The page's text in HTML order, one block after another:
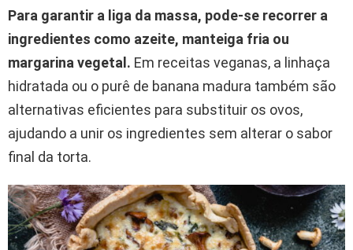
Para garantir a liga da massa, pode-se recorrer a
ingredientes como azeite, manteiga fria ou
margarina vegetal. Em receitas veganas, a linhaça
hidratada ou o purê de banana madura também são
alternativas eficientes para substituir os ovos,
ajudando a unir os ingredientes sem alterar o sabor
final da torta.